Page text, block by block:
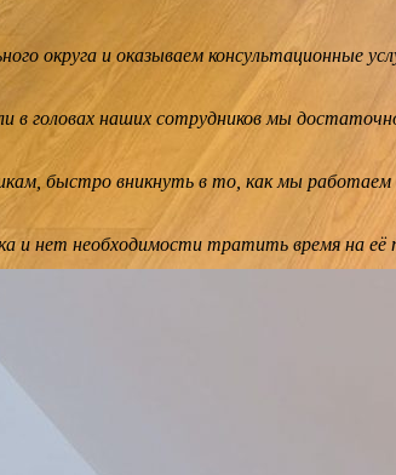
округа и оказываем консультационные
головах наших сотрудников мы
быстро вникнуть в то, как мы
и нет необходимости тратить время на её